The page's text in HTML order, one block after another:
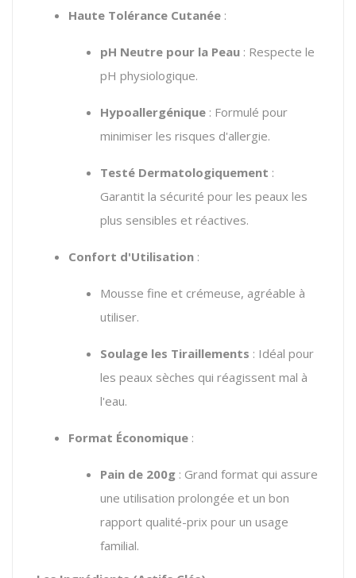
Haute Tolérance Cutanée :
pH Neutre pour la Peau : Respecte le
pH physiologique.
Hypoallergénique : Formulé pour
minimiser les risques d'allergie.
Testé Dermatologiquement :
Garantit la sécurité pour les peaux les
plus sensibles et réactives.
Confort d'Utilisation :
Mousse fine et crémeuse, agréable à
utiliser.
Soulage les Tiraillements : Idéal pour
les peaux sèches qui réagissent mal à
l'eau.
Format Économique :
Pain de 200g : Grand format qui assure
une utilisation prolongée et un bon
rapport qualité-prix pour un usage
familial.